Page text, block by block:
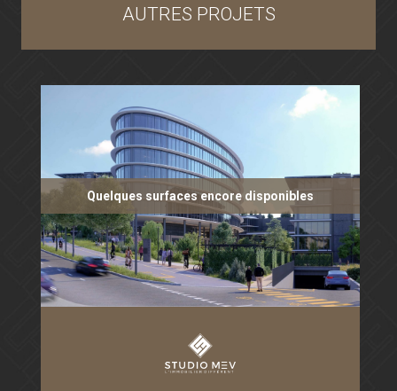
AUTRES PROJETS
Quelques surfaces encore disponibles